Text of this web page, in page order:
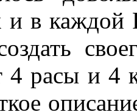
и в каждой
4 расы и 4